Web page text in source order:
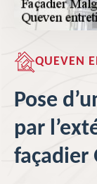
QUEVEN
Pose
par
façadier